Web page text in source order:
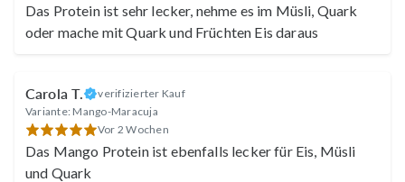
Das Protein ist sehr lecker, nehme es im Müsli, Quark
oder mache mit Quark und Früchten Eis daraus
Carola T.
verifizierter Kauf
Variante: Mango-Maracuja
Vor 2 Wochen
Das Mango Protein ist ebenfalls lecker für Eis, Müsli
und Quark